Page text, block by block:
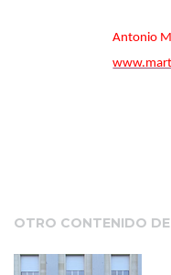
Antonio
OTRO CONTENIDO DE